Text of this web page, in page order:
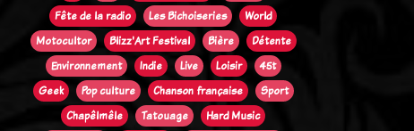
Fête de la radio
Les Bichoiseries
World
Motocultor
Blizz'Art Festival Bière
Détente
Environnement
Indie Live Loisir
45t
Geek
Pop culture Chanson française
Sport
Chapêlmêle
Tatouage
Hard Music